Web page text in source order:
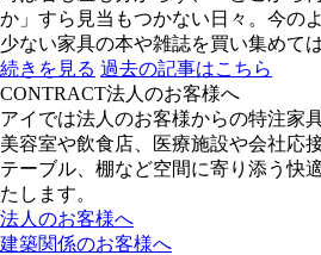
か」すら見当もつかない日々。今の
少ない家具の本や雑誌を買い集めて
続きを見る 過去の記事はこちら
CONTRACT法人のお客様へ
アイでは法人のお客様からの特注家
美容室や飲食店、医療施設や会社応
テーブル、棚など空間に寄り添う快
たします。
法人のお客様へ
建築関係のお客様へ